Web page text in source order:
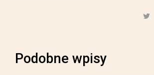
Podobne wpisy